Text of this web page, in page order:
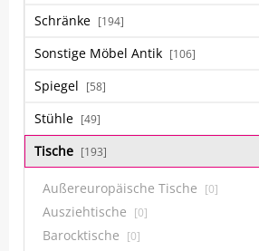
Schränke [194]
Sonstige Möbel Antik [106]
Spiegel [58]
Stühle [49]
Tische [193]
Außereuropäische Tische [0]
Ausziehtische [0]
Barocktische [0]